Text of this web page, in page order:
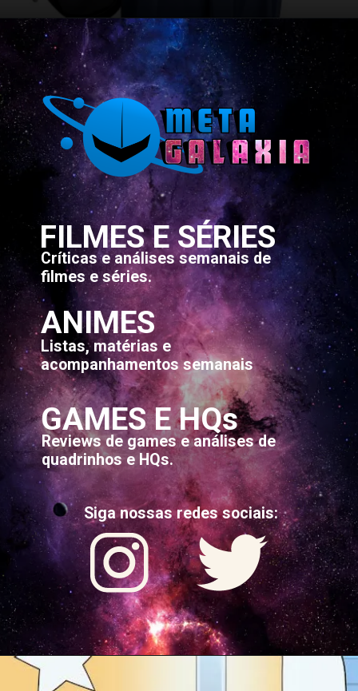
Opening
FILMES E SÉRIES
Críticas e análises semanais de
filmes e séries.
ANIMES
Listas, matérias e
acompanhamentos semanais
GAMES E HQs
Reviews de games e análises de
quadrinhos e HQs.
Siga nossas redes sociais: